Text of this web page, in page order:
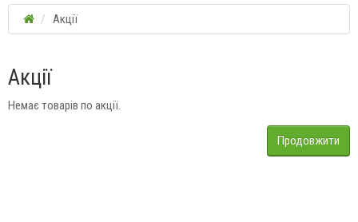
Акції
Акції
Немає товарів по акції.
Продовжити